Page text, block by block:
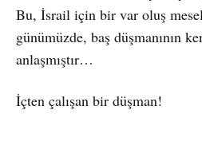
Bu, İsrail için bir var oluş
günümüzde, baş düşmanının
anlaşmıştır…
İçten çalışan bir düşman!